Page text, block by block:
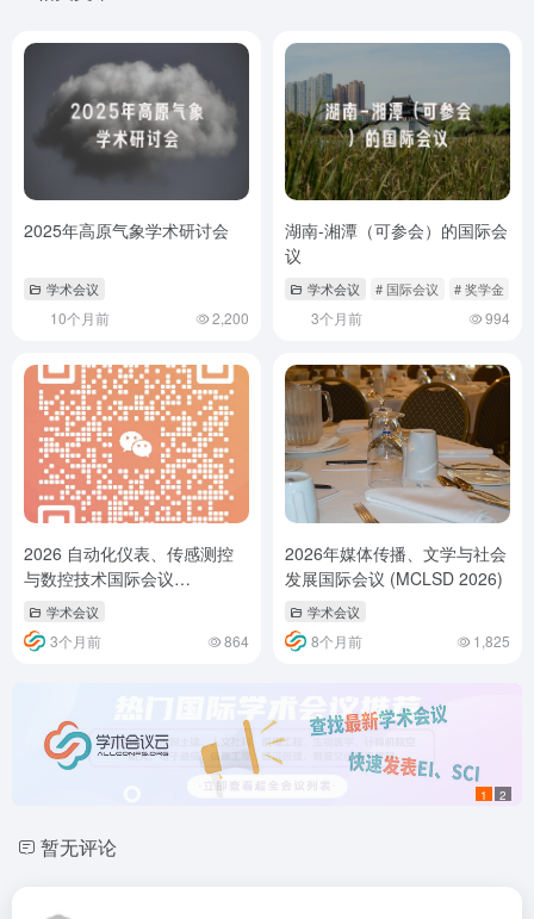
2025年高原气象学术研讨会
学术会议
10个月前 2,200
湖南-湘潭（可参会）的国际会
议
学术会议 # 国际会议 # 奖学金
3个月前 994
2026 自动化仪表、传感测控
与数控技术国际会议
（AISMNCT 2026）
学术会议
3个月前 864
2026年媒体传播、文学与社会
发展国际会议 (MCLSD 2026)
学术会议
8个月前 1,825
1 2
暂无评论